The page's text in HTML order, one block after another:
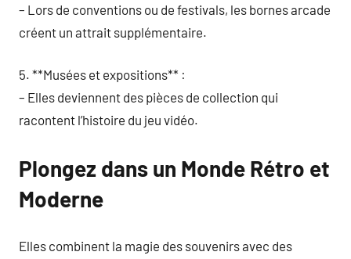
– Lors de conventions ou de festivals, les bornes arcade
créent un attrait supplémentaire.
5. **Musées et expositions** :
– Elles deviennent des pièces de collection qui
racontent l’histoire du jeu vidéo.
Plongez dans un Monde Rétro et
Moderne
Elles combinent la magie des souvenirs avec des